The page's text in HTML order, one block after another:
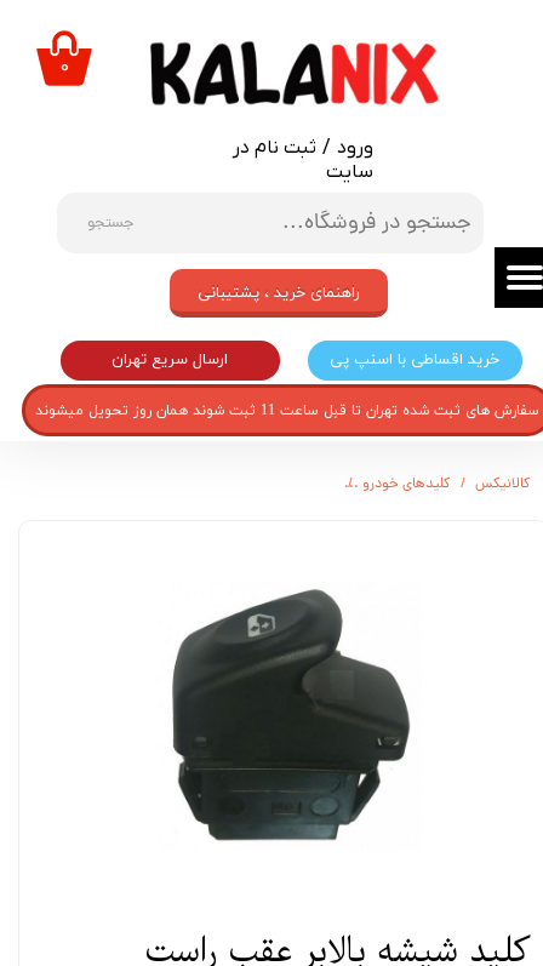
جستجو
ورود / ثبت نام در
سایت
حساب کاربری من
تغییر گذر واژه
خروج از حساب کاربری
۰
خرید اقساطی با اسنپ پی ارسال سریع تهران
راهنمای خرید ، پشتیبانی
سفارش های ثبت شده تهران تا قبل ساعت 11 ثبت شوند همان روز تحویل میشوند
کالانیکس کلیدهای خودرو
کلید شیشه بالابر عقب راست